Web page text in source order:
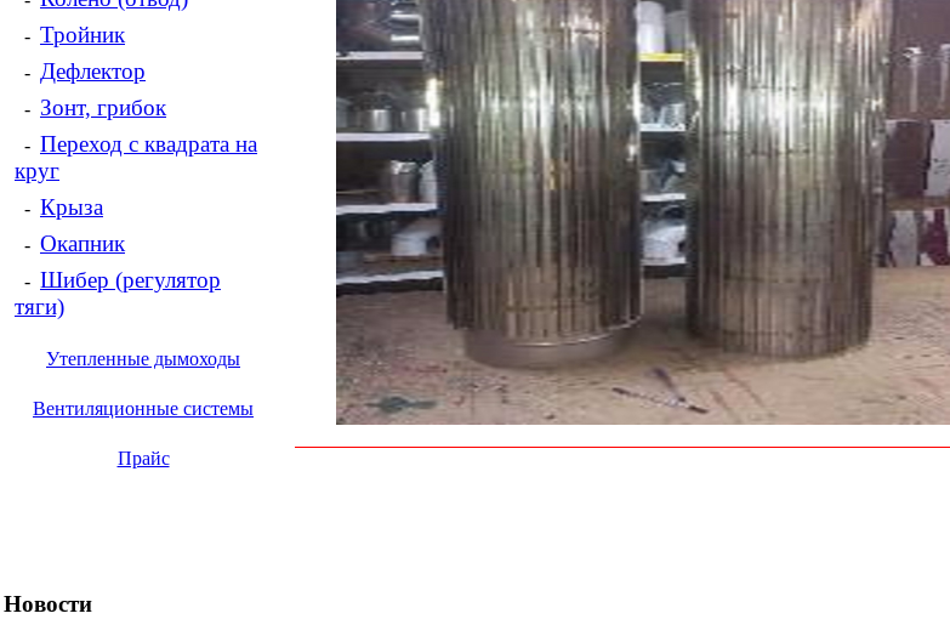
- Тройник
- Дефлектор
- Зонт, грибок
- Переход с квадрата на
круг
- Крыза
- Окапник
- Шибер (регулятор
тяги)
Утепленные дымоходы
Вентиляционные системы
Прайс
Новости